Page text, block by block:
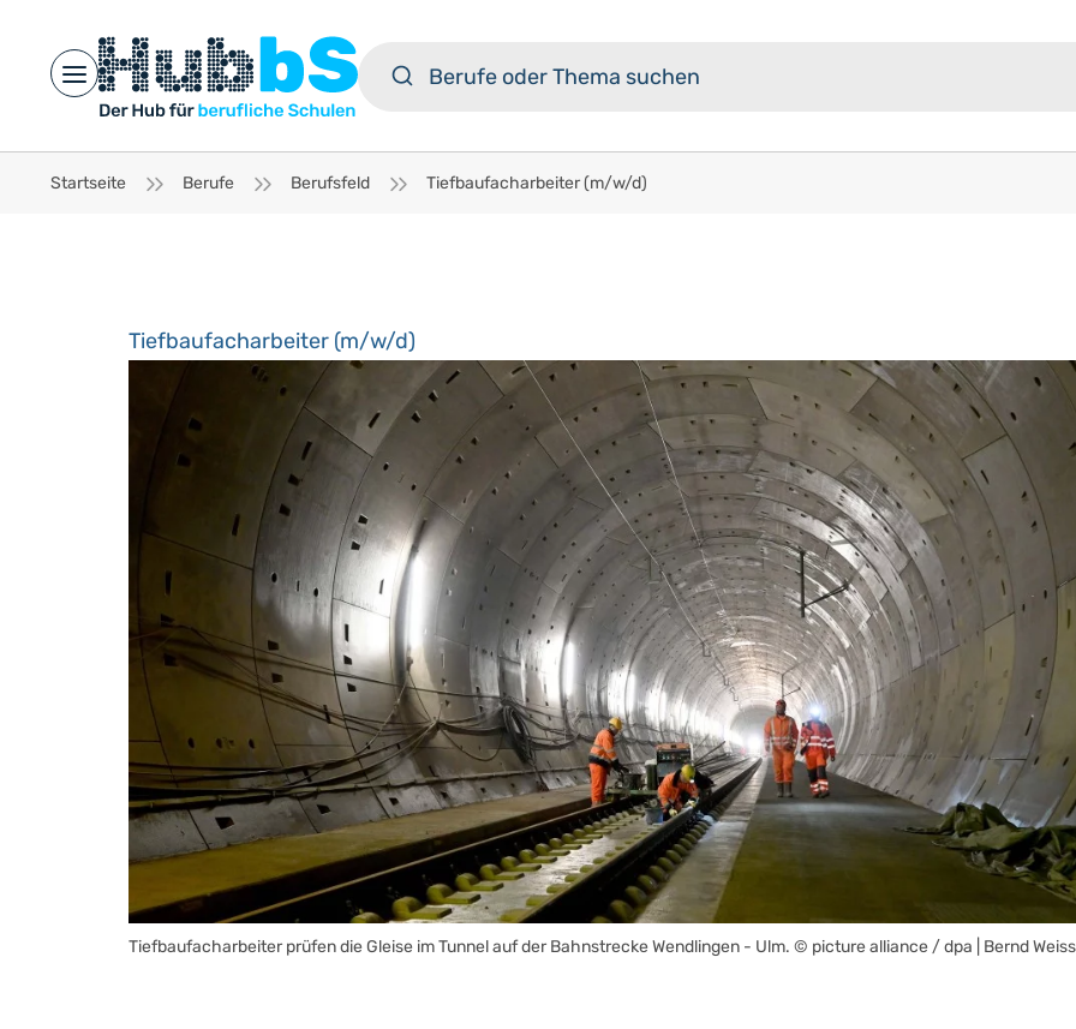
Open main menu
Startseite Berufe Berufsfeld Tiefbaufacharbeiter (m/w/d)
Tiefbaufacharbeiter (m/w/d)
Tiefbaufacharbeiter prüfen die Gleise im Tunnel auf der Bahnstrecke Wendlingen - Ulm. © picture alliance / dpa | Bernd